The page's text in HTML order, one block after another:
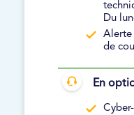
Du
Alerte
de
En